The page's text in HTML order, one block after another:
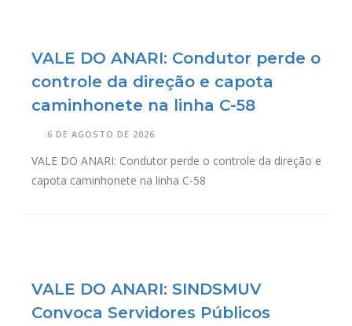
VALE DO ANARI: Condutor perde o
controle da direção e capota
caminhonete na linha C-58
6 DE AGOSTO DE 2026
VALE DO ANARI: Condutor perde o controle da direção e
capota caminhonete na linha C-58
VALE DO ANARI: SINDSMUV
Convoca Servidores Públicos